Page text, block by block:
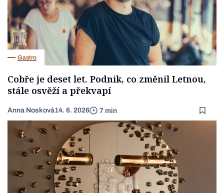
Gastro
Cobře je deset let. Podnik, co změnil Letnou,
stále osvěží a překvapí
Anna Nosková14. 6. 2026 7 min